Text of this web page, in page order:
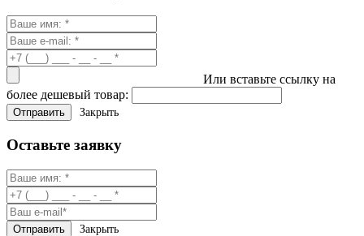
Или вставьте ссылку на
более дешевый товар:
Закрыть
Оставьте заявку
Закрыть